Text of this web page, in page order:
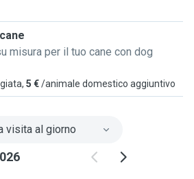
misura per il tuo cane con dog
5 €/animale domestico aggiuntivo
visita al giorno